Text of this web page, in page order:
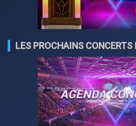
LES PROCHAINS